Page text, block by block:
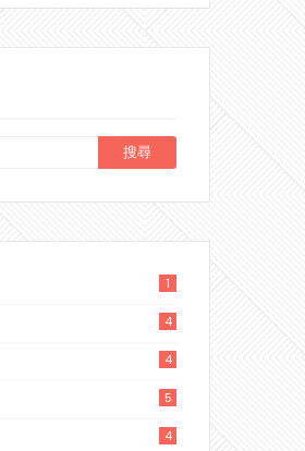
1
4
4
5
4